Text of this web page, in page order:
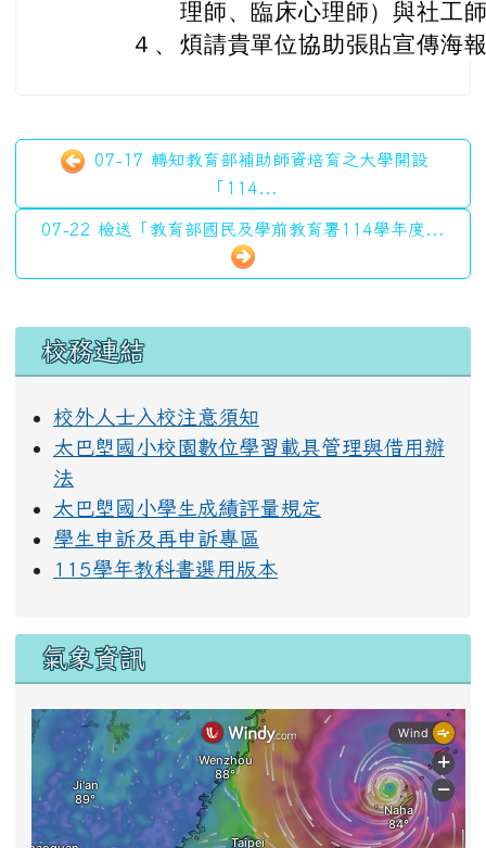
理師、臨床心理師）與社工
４、 煩請貴單位協助張貼宣傳海
07-17 轉知教育部補助師資培育之大學開設
「114...
07-22 檢送「教育部國民及學前教育署114學年度...
左邊區域內容
校務連結
校外人士入校注意須知
太巴塱國小校園數位學習載具管理與借用辦
法
太巴塱國小學生成績評量規定
學生申訴及再申訴專區
115學年教科書選用版本
氣象資訊